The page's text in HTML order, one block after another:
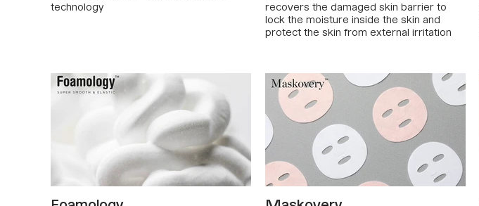
technology
recovers the damaged skin barrier to
lock the moisture inside the skin and
protect the skin from external irritation